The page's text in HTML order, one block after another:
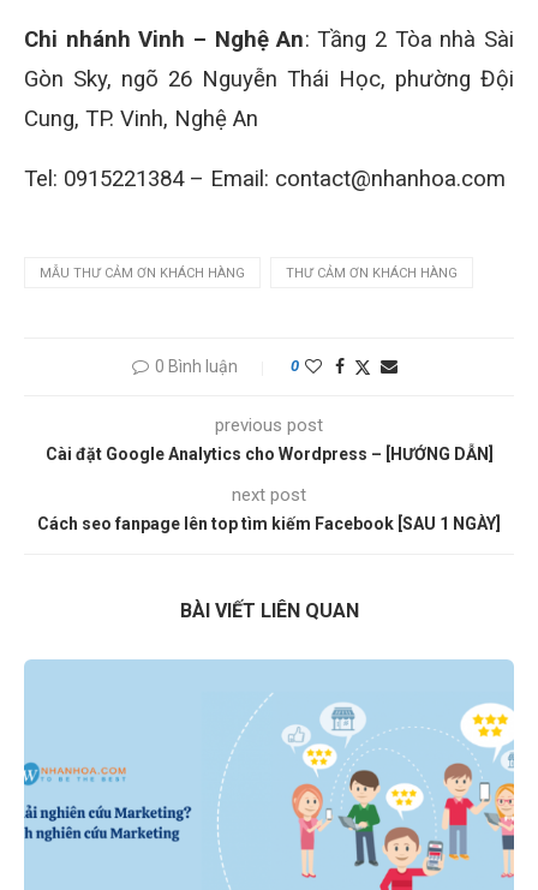
Chi nhánh Vinh – Nghệ An: Tầng 2 Tòa nhà Sài
Gòn Sky, ngõ 26 Nguyễn Thái Học, phường Đội
Cung, TP. Vinh, Nghệ An
Tel: 0915221384 – Email: contact@nhanhoa.com
MẪU THƯ CẢM ƠN KHÁCH HÀNG THƯ CẢM ƠN KHÁCH HÀNG
0 Bình luận 0
previous post
Cài đặt Google Analytics cho Wordpress – [HƯỚNG DẪN]
next post
Cách seo fanpage lên top tìm kiếm Facebook [SAU 1 NGÀY]
BÀI VIẾT LIÊN QUAN